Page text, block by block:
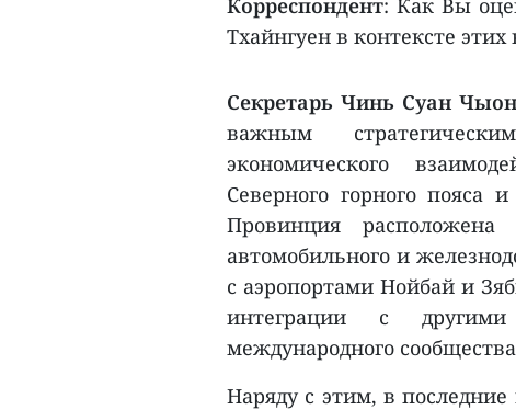
Корреспондент: Как Вы
Тхайнгуен в контексте
Секретарь Чинь Суан
важным
экономического
Северного горного пояса
Провинция
автомобильного и
с аэропортами Нойбай и
интеграции с
международного
Наряду с этим, в